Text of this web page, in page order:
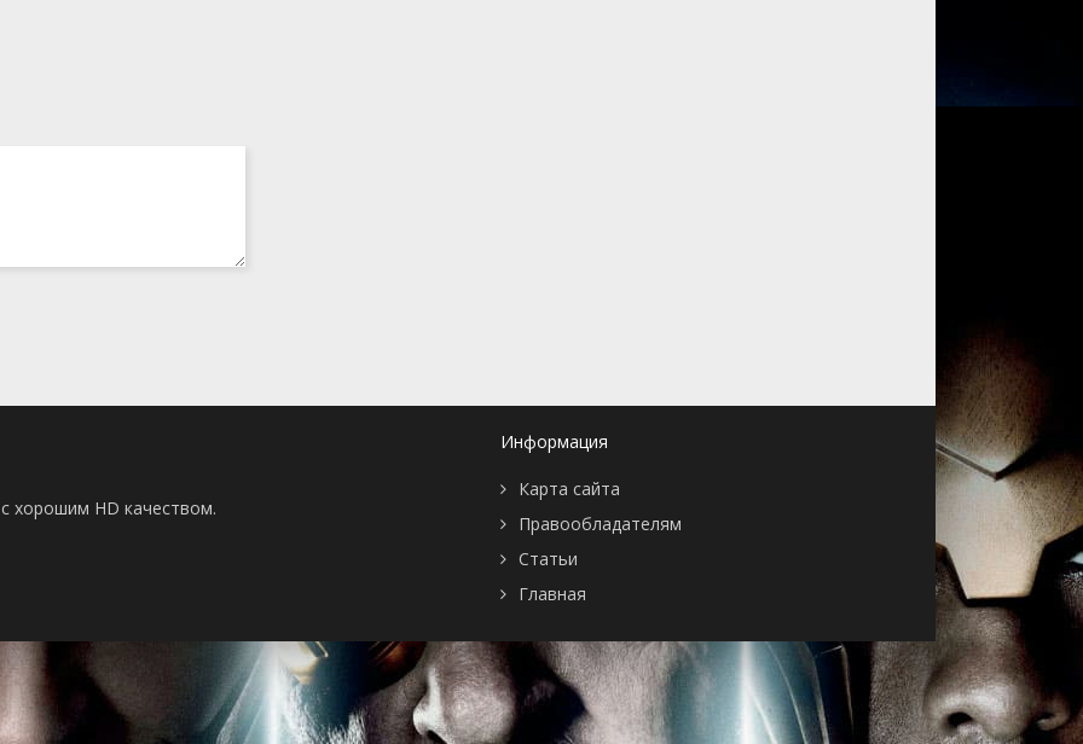
хорошим HD качеством.
Информация
Карта сайта
Правообладателям
Статьи
Главная